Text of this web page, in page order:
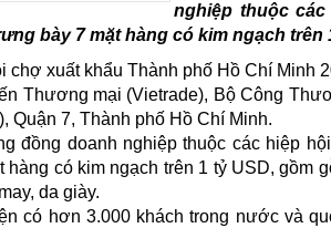
nghiệp thuộc
bày 7 mặt hàng có kim ngạch trên
chợ xuất khẩu Thành phố Hồ Chí
Thương mại (Vietrade), Bộ Công
Quận 7, Thành phố Hồ Chí Minh.
đồng doanh nghiệp thuộc các hiệp
hàng có kim ngạch trên 1 tỷ USD, gồm
da giày.
có hơn 3.000 khách trong nước và